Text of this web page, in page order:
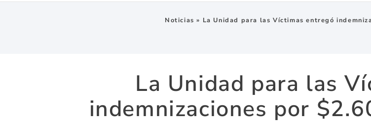
Noticias » La Unidad para las Víctimas entregó
La Unidad para las
indemnizaciones por